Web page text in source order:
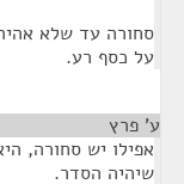
סחורה עד שלא
על כסף רע.
ע' פרץ
אפילו יש סחורה,
שיהיה הסדר.